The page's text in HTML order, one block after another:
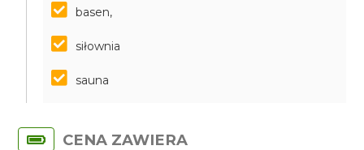
basen,
siłownia
sauna
CENA ZAWIERA